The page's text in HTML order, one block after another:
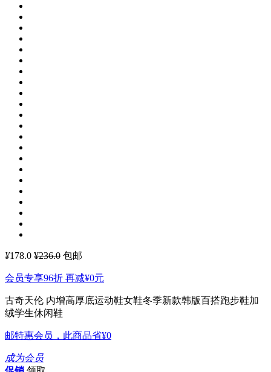
¥178.0 ¥236.0 包邮
会员专享96折 再减¥0元
古奇天伦 内增高厚底运动鞋女鞋冬季新款韩版百搭跑步鞋加
绒学生休闲鞋
邮特惠会员，此商品省¥0
成为会员